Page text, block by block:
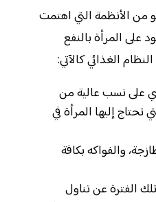
من الأنظمة التي اهتمت
على المرأة بالنفع
الغذائي كالآتي:
على نسب عالية من
تحتاج إليها المرأة في
والفواكه بكافة
الفترة عن تناول